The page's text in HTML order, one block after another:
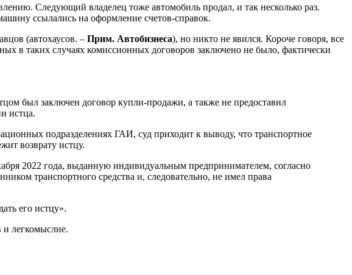
Следующий владелец тоже автомобиль продал, и так несколько раз.
ссылались на оформление счетов-справок.
(автохаусов. – Прим. Автобизнеса), но никто не явился. Короче говоря, все
в таких случаях комиссионных договоров заключено не было, фактически
был заключен договор купли-продажи, а также не предоставил
истца.
подразделениях ГАИ, суд приходит к выводу, что транспортное
возврату истцу.
2022 года, выданную индивидуальным предпринимателем, согласно
транспортного средства и, следовательно, не имел права
его истцу».
и легкомыслие.